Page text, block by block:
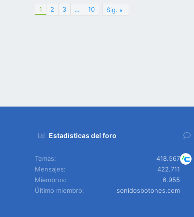
1 2 3 … 10 Sig.
Estadísticas del foro
Temas
418.567
Mensajes
422.711
Miembros
6.955
Último miembro
sonidosbotones.com